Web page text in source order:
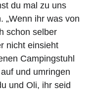
du mal zu uns
„Wenn ihr was von
schon selber
nicht einsieht
Campingstuhl
und umringen
und Oli, ihr seid